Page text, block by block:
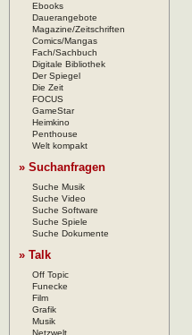
Ebooks
Dauerangebote
Magazine/Zeitschriften
Comics/Mangas
Fach/Sachbuch
Digitale Bibliothek
Der Spiegel
Die Zeit
FOCUS
GameStar
Heimkino
Penthouse
Welt kompakt
» Suchanfragen
Suche Musik
Suche Video
Suche Software
Suche Spiele
Suche Dokumente
» Talk
Off Topic
Funecke
Film
Grafik
Musik